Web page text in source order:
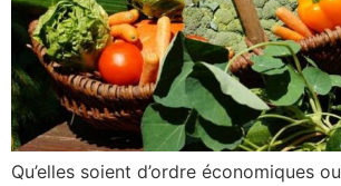
Qu’elles soient d’ordre économiques ou